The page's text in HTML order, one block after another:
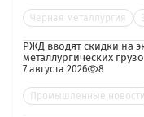
Черная металлургия
РЖД вводят скидки на
металлургических
7 августа 2026 8
Промышленные новости